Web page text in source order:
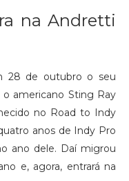
na Andretti
28 de outubro o seu
americano Sting Ray
no Road to Indy
anos de Indy Pro
ano dele. Daí migrou
e, agora, entrará na